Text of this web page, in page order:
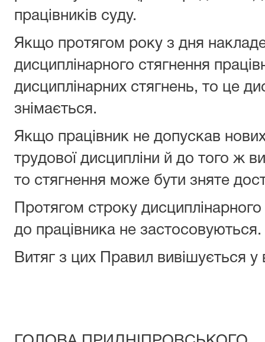
працівників суду.
Якщо протягом року з дня
дисциплінарного стягнення
дисциплінарних стягнень, то це
знімається.
Якщо працівник не допускав
трудової дисципліни й до того ж
то стягнення може бути зняте
Протягом строку
до працівника не застосовуються.
Витяг з цих Правил вивішується у